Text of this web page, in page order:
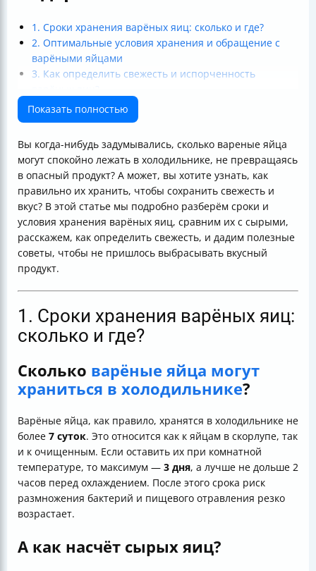
1. Сроки хранения варёных яиц: сколько и где?
2. Оптимальные условия хранения и обращение с
варёными яйцами
3. Как определить свежесть и испорченность
4. Особые рекомендации и чего лучше избегать
5. Можно ли замораживать варёные яйца?
и вкуса
Итог
Показать полностью
Вы когда-нибудь задумывались, сколько вареные яйца
могут спокойно лежать в холодильнике, не превращаясь
в опасный продукт? А может, вы хотите узнать, как
правильно их хранить, чтобы сохранить свежесть и
вкус? В этой статье мы подробно разберём сроки и
условия хранения варёных яиц, сравним их с сырыми,
расскажем, как определить свежесть, и дадим полезные
советы, чтобы не пришлось выбрасывать вкусный
продукт.
1. Сроки хранения варёных яиц:
сколько и где?
Сколько варёные яйца могут
храниться в холодильнике?
Варёные яйца, как правило, хранятся в холодильнике не
более 7 суток. Это относится как к яйцам в скорлупе, так
и к очищенным. Если оставить их при комнатной
температуре, то максимум — 3 дня, а лучше не дольше 2
часов перед охлаждением. После этого срока риск
размножения бактерий и пищевого отравления резко
возрастает.
А как насчёт сырых яиц?